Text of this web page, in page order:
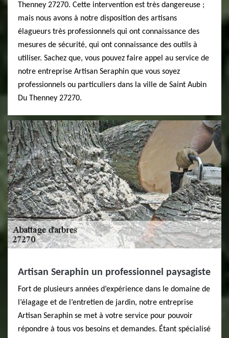
Thenney 27270. Cette intervention est très dangereuse ;
mais nous avons à notre disposition des artisans
élagueurs très professionnels qui ont connaissance des
mesures de sécurité, qui ont connaissance des outils à
utiliser. Sachez que, vous pouvez faire appel au service de
notre entreprise Artisan Seraphin que vous soyez
professionnels ou particuliers dans la ville de Saint Aubin
Du Thenney 27270.
Artisan Seraphin un professionnel paysagiste
Fort de plusieurs années d’expérience dans le domaine de
l’élagage et de l’entretien de jardin, notre entreprise
Artisan Seraphin se met à votre service pour pouvoir
répondre à tous vos besoins et demandes. Étant spécialisé